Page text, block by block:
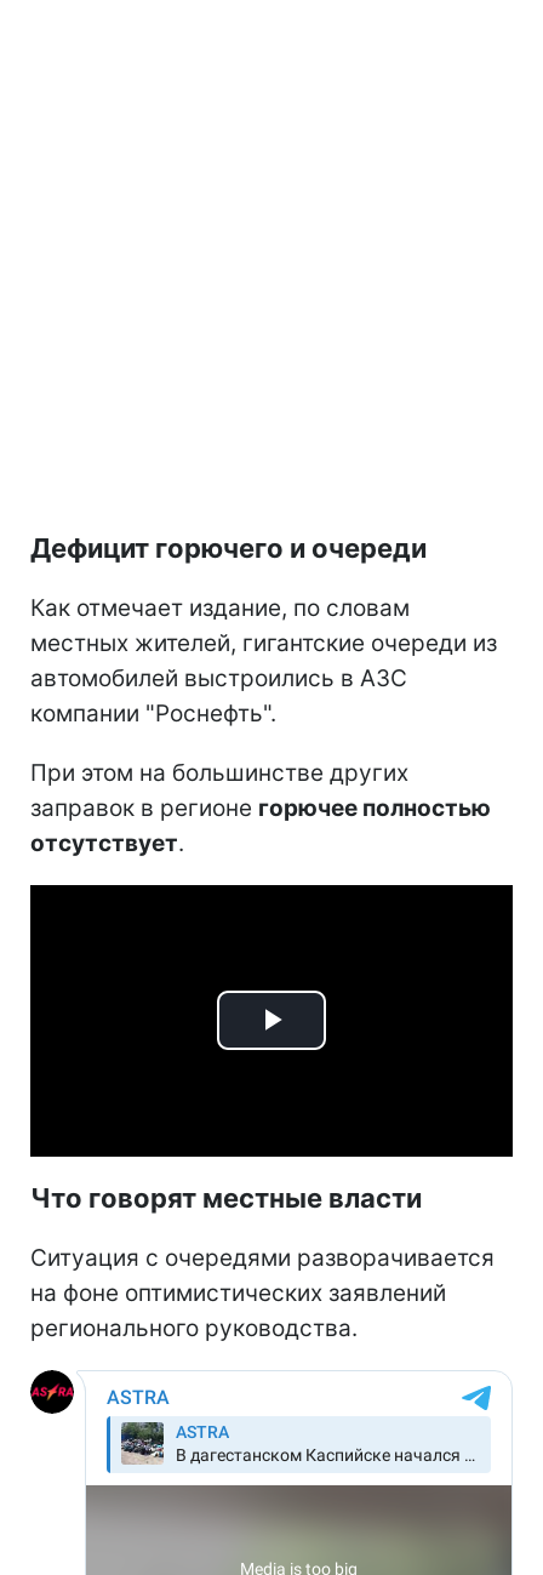
Дефицит горючего и очереди
Как отмечает издание, по словам
местных жителей, гигантские очереди из
автомобилей выстроились в АЗС
компании "Роснефть".
При этом на большинстве других
заправок в регионе горючее полностью
отсутствует.
Play
Что говорят местные власти
Ситуация с очередями разворачивается
на фоне оптимистических заявлений
регионального руководства.